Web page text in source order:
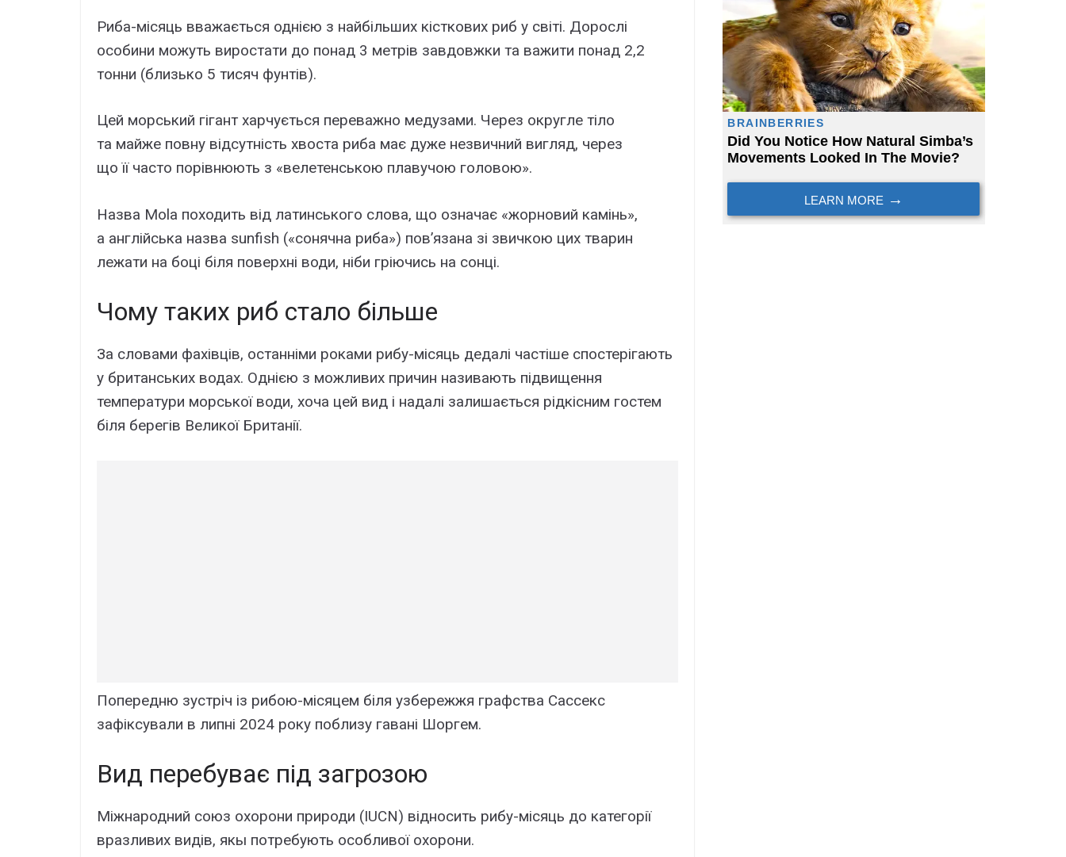
Риба-місяць вважається однією з найбільших кісткових риб у світі. Дорослі
особини можуть виростати до понад 3 метрів завдовжки та важити понад 2,2
тонни (близько 5 тисяч фунтів).
Цей морський гігант харчується переважно медузами. Через округле тіло
та майже повну відсутність хвоста риба має дуже незвичний вигляд, через
що її часто порівнюють з «велетенською плавучою головою».
Назва Mola походить від латинського слова, що означає «жорновий камінь»,
а англійська назва sunfish («сонячна риба») пов’язана зі звичкою цих тварин
лежати на боці біля поверхні води, ніби гріючись на сонці.
Чому таких риб стало більше
За словами фахівців, останніми роками рибу-місяць дедалі частіше спостерігають
у британських водах. Однією з можливих причин називають підвищення
температури морської води, хоча цей вид і надалі залишається рідкісним гостем
біля берегів Великої Британії.
Попередню зустріч із рибою-місяцем біля узбережжя графства Сассекс
зафіксували в липні 2024 року поблизу гавані Шоргем.
Вид перебуває під загрозою
Міжнародний союз охорони природи (IUCN) відносить рибу-місяць до категорії
вразливих видів, якы потребують особливої охорони.